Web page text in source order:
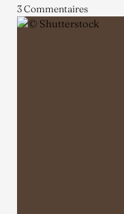
3 Commentaires